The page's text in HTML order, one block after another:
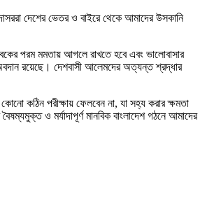
দেশের ভেতর ও বাইরে থেকে আমাদের উসকানি
পরম মমতায় আগলে রাখতে হবে এবং ভালোবাসার
রয়েছে। দেশবাসী আলেমদের অত্যন্ত শ্রদ্ধার
কঠিন পরীক্ষায় ফেলবেন না, যা সহ্য করার ক্ষমতা
ও মর্যাদাপূর্ণ মানবিক বাংলাদেশ গঠনে আমাদের